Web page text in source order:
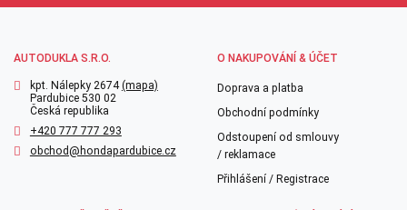
AUTODUKLA S.R.O.
kpt. Nálepky 2674(mapa)
Pardubice 530 02
Česká republika
+420 777 777 293
obchod@hondapardubice.cz
O NAKUPOVÁNÍ & ÚČET
Doprava a platba
Obchodní podmínky
Odstoupení od smlouvy
/ reklamace
Přihlášení / Registrace